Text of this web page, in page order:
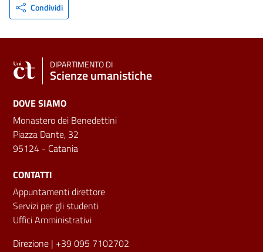
Condividi
DIPARTIMENTO DI
Scienze umanistiche
DOVE SIAMO
Monastero dei Benedettini
Piazza Dante, 32
95124 - Catania
CONTATTI
Appuntamenti direttore
Servizi per gli studenti
Uffici Amministrativi
Direzione | +39 095 7102702